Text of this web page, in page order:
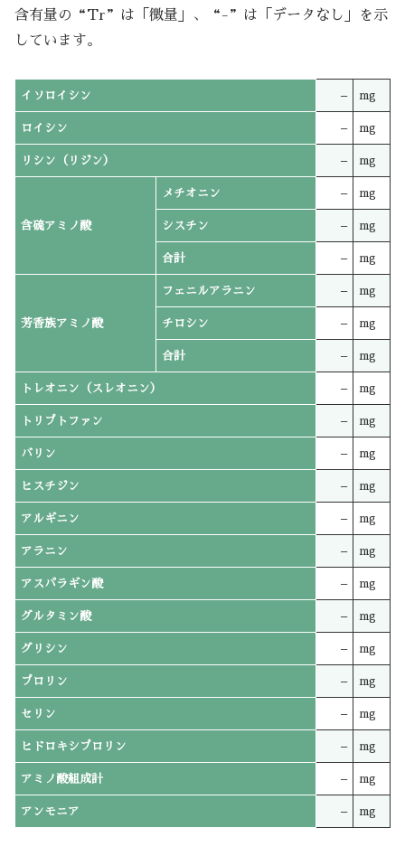
含有量の“Tr”は「微量」、“-”は「データなし」を示
しています。
イソロイシン – mg
ロイシン – mg
リシン（リジン） – mg
含硫アミノ酸
メチオニン – mg
シスチン – mg
合計 – mg
芳香族アミノ酸
フェニルアラニン – mg
チロシン – mg
合計 – mg
トレオニン（スレオニン） – mg
トリプトファン – mg
バリン – mg
ヒスチジン – mg
アルギニン – mg
アラニン – mg
アスパラギン酸 – mg
グルタミン酸 – mg
グリシン – mg
プロリン – mg
セリン – mg
ヒドロキシプロリン – mg
アミノ酸組成計 – mg
アンモニア – mg